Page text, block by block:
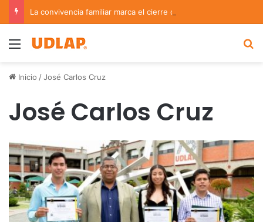
Menu
Inicio /José Carlos Cruz
José Carlos Cruz